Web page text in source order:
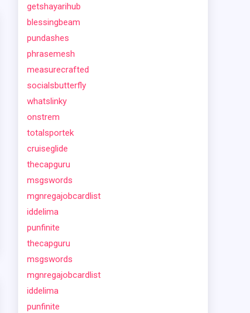
getshayarihub
blessingbeam
pundashes
phrasemesh
measurecrafted
socialsbutterfly
whatslinky
onstrem
totalsportek
cruiseglide
thecapguru
msgswords
mgnregajobcardlist
iddelima
punfinite
thecapguru
msgswords
mgnregajobcardlist
iddelima
punfinite